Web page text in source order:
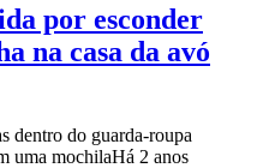
por esconder
na casa da avó
dentro do guarda-roupa
uma mochilaHá 2 anos